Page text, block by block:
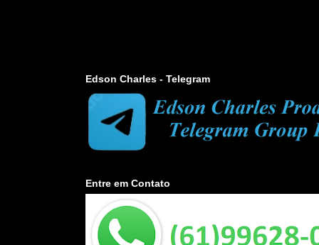
Edson Charles - Telegram
Entre em Contato